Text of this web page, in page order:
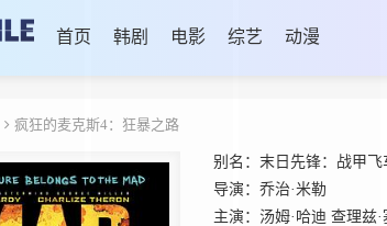
首页 韩剧 电影 综艺 动漫
疯狂的麦克斯4：狂暴之路
别名： 末日先锋：战甲飞
导演： 乔治·米勒
主演： 汤姆·哈迪 查理兹·